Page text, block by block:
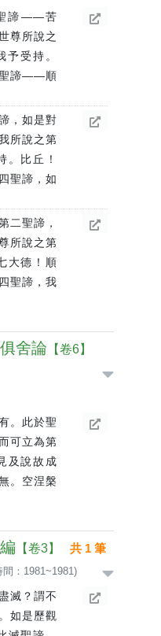
諦——苦
尊所說之
受持。
聖諦——順
，如是對
所說之第
。比丘！
聖諦，如
二聖諦，
所說之第
大德！順
聖諦，我
舍論 【卷6】
。此於聖
可立為第
及說故成
。空涅槃
【卷3】 共 1 筆
：1981~1981)
滅？謂不
如是歷觀